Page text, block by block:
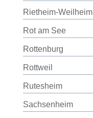
Rietheim-Weilheim
Rot am See
Rottenburg
Rottweil
Rutesheim
Sachsenheim